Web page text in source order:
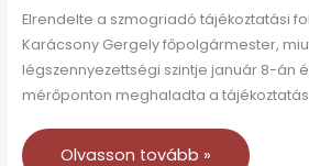
Elrendelte a szmogriadó tájékoztatási
Karácsony Gergely főpolgármester,
légszennyezettségi szintje január 8-án
mérőponton meghaladta a
Olvasson tovább »